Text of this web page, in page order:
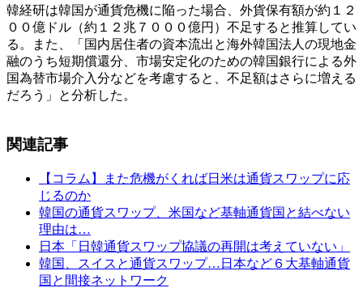
韓経研は韓国が通貨危機に陥った場合、外貨保有額が約１２
００億ドル（約１２兆７０００億円）不足すると推算してい
る。また、「国内居住者の資本流出と海外韓国法人の現地金
融のうち短期償還分、市場安定化のための韓国銀行による外
国為替市場介入分などを考慮すると、不足額はさらに増える
だろう」と分析した。
関連記事
【コラム】また危機がくれば日米は通貨スワップに応
じるのか
韓国の通貨スワップ、米国など基軸通貨国と結べない
理由は…
日本「日韓通貨スワップ協議の再開は考えていない」
韓国、スイスと通貨スワップ…日本など６大基軸通貨
国と間接ネットワーク